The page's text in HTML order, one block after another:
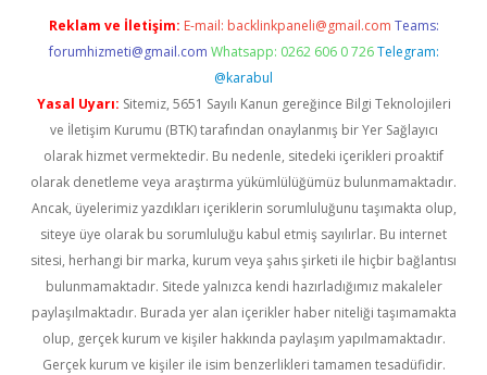
Reklam ve İletişim: E-mail: backlinkpaneli@gmail.com Teams:
forumhizmeti@gmail.com Whatsapp: 0262 606 0 726 Telegram:
@karabul
Yasal Uyarı: Sitemiz, 5651 Sayılı Kanun gereğince Bilgi Teknolojileri
ve İletişim Kurumu (BTK) tarafından onaylanmış bir Yer Sağlayıcı
olarak hizmet vermektedir. Bu nedenle, sitedeki içerikleri proaktif
olarak denetleme veya araştırma yükümlülüğümüz bulunmamaktadır.
Ancak, üyelerimiz yazdıkları içeriklerin sorumluluğunu taşımakta olup,
siteye üye olarak bu sorumluluğu kabul etmiş sayılırlar. Bu internet
sitesi, herhangi bir marka, kurum veya şahıs şirketi ile hiçbir bağlantısı
bulunmamaktadır. Sitede yalnızca kendi hazırladığımız makaleler
paylaşılmaktadır. Burada yer alan içerikler haber niteliği taşımamakta
olup, gerçek kurum ve kişiler hakkında paylaşım yapılmamaktadır.
Gerçek kurum ve kişiler ile isim benzerlikleri tamamen tesadüfidir.